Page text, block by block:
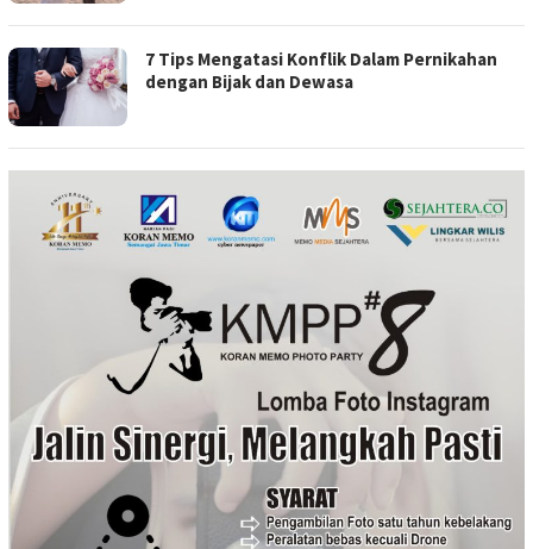
7 Tips Mengatasi Konflik Dalam Pernikahan
dengan Bijak dan Dewasa